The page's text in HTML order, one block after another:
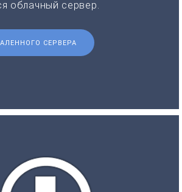
облачный сервер.
СЕРВЕРА